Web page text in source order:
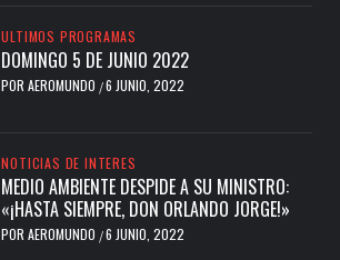
ULTIMOS PROGRAMAS
DOMINGO 5 DE JUNIO 2022
POR AEROMUNDO /6 JUNIO, 2022
NOTICIAS DE INTERES
MEDIO AMBIENTE DESPIDE A SU MINISTRO:
«¡HASTA SIEMPRE, DON ORLANDO JORGE!»
POR AEROMUNDO /6 JUNIO, 2022